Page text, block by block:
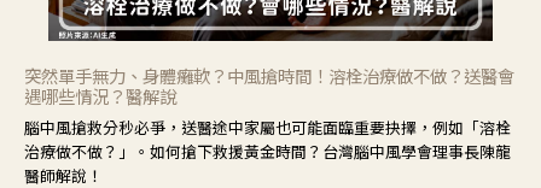
突然單手無力、身體癱軟？中風搶時間！溶栓治療做不做？送醫會
遇哪些情況？醫解說
腦中風搶救分秒必爭，送醫途中家屬也可能面臨重要抉擇，例如「溶栓
治療做不做？」。如何搶下救援黃金時間？台灣腦中風學會理事長陳龍
醫師解說！